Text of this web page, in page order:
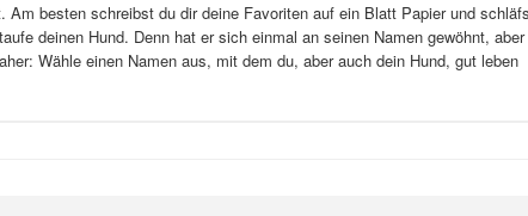
besten schreibst du dir deine Favoriten auf ein Blatt Papier und
deinen Hund. Denn hat er sich einmal an seinen Namen gewöhnt,
Wähle einen Namen aus, mit dem du, aber auch dein Hund, gut leben